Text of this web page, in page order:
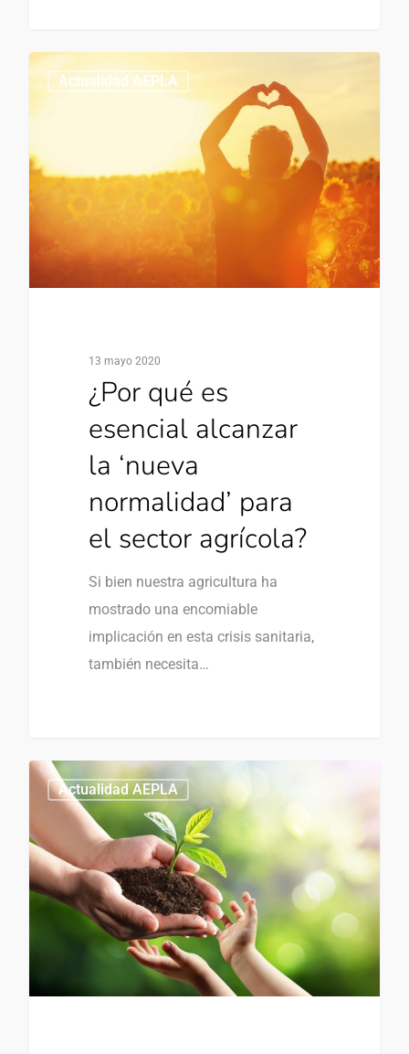
Actualidad AEPLA
13 mayo 2020
¿Por qué es
esencial alcanzar
la ‘nueva
normalidad’ para
el sector agrícola?
Si bien nuestra agricultura ha
mostrado una encomiable
implicación en esta crisis sanitaria,
también necesita…
0
Actualidad AEPLA
0